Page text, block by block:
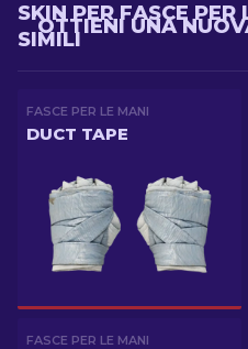
OTTIENI UNA
SKIN PER FASCE PER
SIMILI
FASCE PER LE MANI
DUCT TAPE
FASCE PER LE MANI